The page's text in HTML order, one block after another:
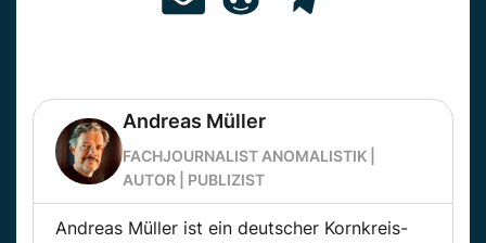
Andreas Müller
FACHJOURNALIST ANOMALISTIK |
AUTOR | PUBLIZIST
Andreas Müller ist ein deutscher Kornkreis-